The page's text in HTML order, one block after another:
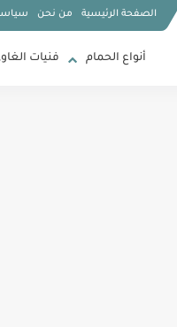
الصفحة الرئيسية من نحن
أنواع الحمام فنيات